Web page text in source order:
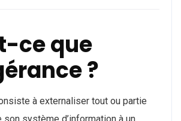
ce que
?
à externaliser tout ou partie